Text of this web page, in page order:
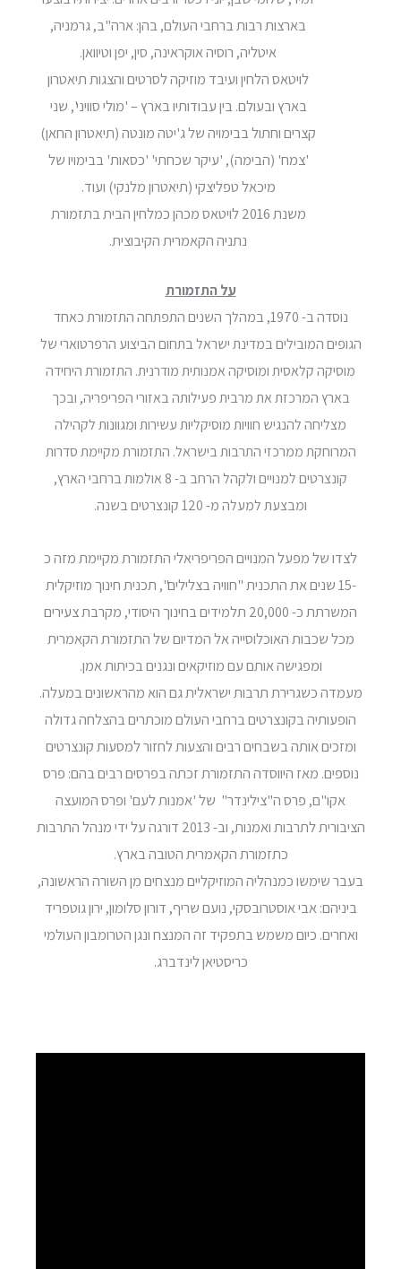
בארצות רבות ברחבי העולם, בהן: ארה"ב, גרמניה,
איטליה, רוסיה אוקראינה, סין, יפן וטיוואן.
לויטאס הלחין ועיבד מוזיקה לסרטים והצגות תיאטרון
בארץ ובעולם. בין עבודותיו בארץ – 'מולי סוויני', שני
קצרים וחתול בבימויה של ג'יטה מונטה (תיאטרון החאן)
'צמח' (הבימה), 'עיקר שכחתי' 'כסאות' בבימויו של
מיכאל טפליצקי (תיאטרון מלנקי) ועוד.
משנת 2016 לויטאס מכהן כמלחין הבית בתזמורת
נתניה הקאמרית הקיבוצית.
על התזמורת
נוסדה ב- 1970, במהלך השנים התפתחה התזמורת כאחד
הגופים המובילים במדינת ישראל בתחום הביצוע הרפרטוארי של
מוסיקה קלאסית ומוסיקה אמנותית מודרנית. התזמורת היחידה
בארץ המרכזת את מרבית פעילותה באזורי הפריפריה, ובכך
מצליחה להנגיש חוויות מוסיקליות עשירות ומגוונות לקהילה
המרוחקת ממרכזי התרבות בישראל. התזמורת מקיימת סדרות
קונצרטים למנויים ולקהל הרחב ב- 8 אולמות ברחבי הארץ,
ומבצעת למעלה מ- 120 קונצרטים בשנה.
לצדו של מפעל המנויים הפריפריאלי התזמורת מקיימת מזה כ
-15 שנים את התכנית "חוויה בצלילים", תכנית חינוך מוזיקלית
המשרתת כ- 20,000 תלמידים בחינוך היסודי, מקרבת צעירים
מכל שכבות האוכלוסייה אל המדיום של התזמורת הקאמרית
ומפגישה אותם עם מוזיקאים ונגנים בכיתות אמן.
מעמדה כשגרירת תרבות ישראלית גם הוא מהראשונים במעלה.
הופעותיה בקונצרטים ברחבי העולם מוכתרים בהצלחה גדולה
ומזכים אותה בשבחים רבים והצעות לחזור למסעות קונצרטים
נוספים. מאז היווסדה התזמורת זכתה בפרסים רבים בהם: פרס
אקו"ם, פרס ה"צילינדר" של 'אמנות לעם' ופרס המועצה
הציבורית לתרבות ואמנות, וב- 2013 דורגה על ידי מנהל התרבות
כתזמורת הקאמרית הטובה בארץ.
בעבר שימשו כמנהליה המוזיקליים מנצחים מן השורה הראשונה,
ביניהם: אבי אוסטרובסקי, נועם שריף, דורון סלומון, ירון גוטפריד
ואחרים. כיום משמש בתפקיד זה המנצח ונגן הטרומבון העולמי
כריסטיאן לינדברג.